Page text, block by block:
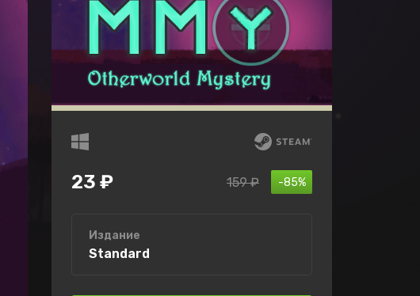
23 ₽ -85%
159 ₽
Издание
Standard